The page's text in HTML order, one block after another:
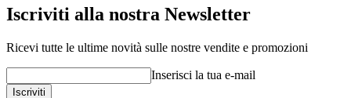
Iscriviti alla nostra Newsletter
Ricevi tutte le ultime novità sulle nostre vendite e promozioni
Inserisci la tua e-mail